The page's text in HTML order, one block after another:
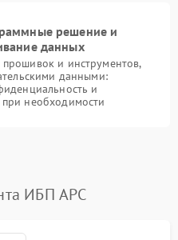
решение и
данных
и инструментов,
данными:
и
необходимости
ИБП APC